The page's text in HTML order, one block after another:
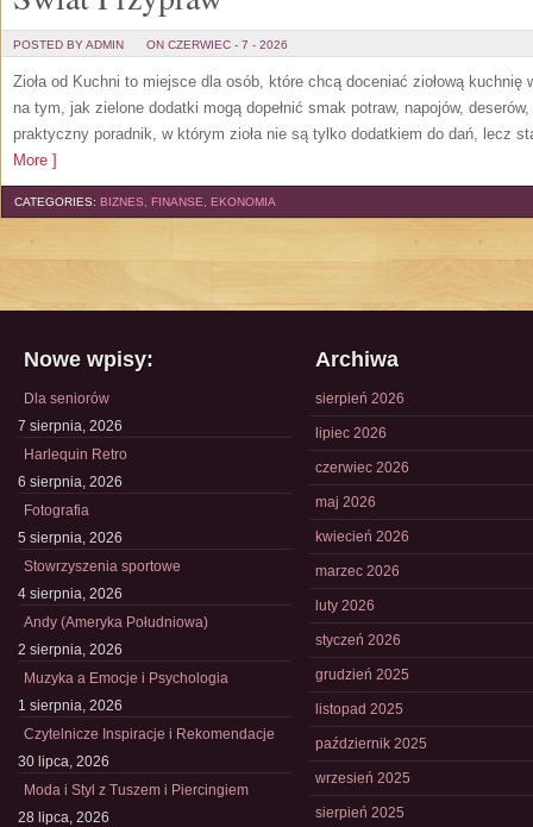
POSTED BY ADMIN ON CZERWIEC - 7 - 2026
Zioła od Kuchni to miejsce dla osób, które chcą doceniać ziołową
na tym, jak zielone dodatki mogą dopełnić smak potraw, napojów,
praktyczny poradnik, w którym zioła nie są tylko dodatkiem do dań, lecz
More ]
CATEGORIES: BIZNES, FINANSE, EKONOMIA
Nowe wpisy:
Dla seniorów
7 sierpnia, 2026
Harlequin Retro
6 sierpnia, 2026
Fotografia
5 sierpnia, 2026
Stowrzyszenia sportowe
4 sierpnia, 2026
Andy (Ameryka Południowa)
2 sierpnia, 2026
Muzyka a Emocje i Psychologia
1 sierpnia, 2026
Czytelnicze Inspiracje i Rekomendacje
30 lipca, 2026
Moda i Styl z Tuszem i Piercingiem
28 lipca, 2026
Archiwa
sierpień 2026
lipiec 2026
czerwiec 2026
maj 2026
kwiecień 2026
marzec 2026
luty 2026
styczeń 2026
grudzień 2025
listopad 2025
październik 2025
wrzesień 2025
sierpień 2025